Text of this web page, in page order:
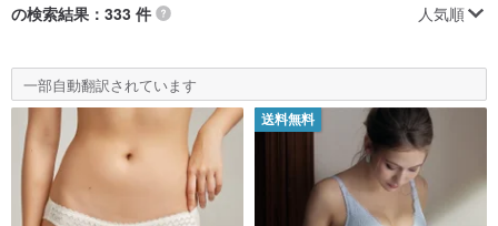
の検索結果：333 件 人気順
一部自動翻訳されています
送料無料